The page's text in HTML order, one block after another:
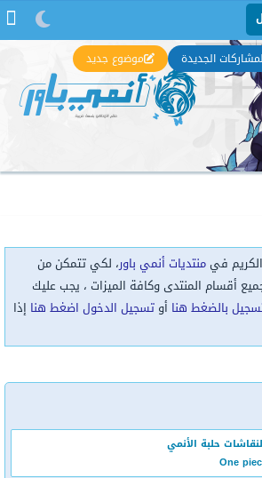
الجديدة موضوع جديد
الكريم فيمنتديات أنمي باور، لكي تتمكن من
أقسام المنتدى وكافة الميزات ، يجب عليك
بالضغط هنا أوتسجيل الدخول اضغط هنا إذا
حلبة الأنمي